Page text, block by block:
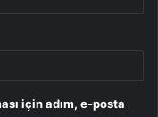
için adım, e-posta